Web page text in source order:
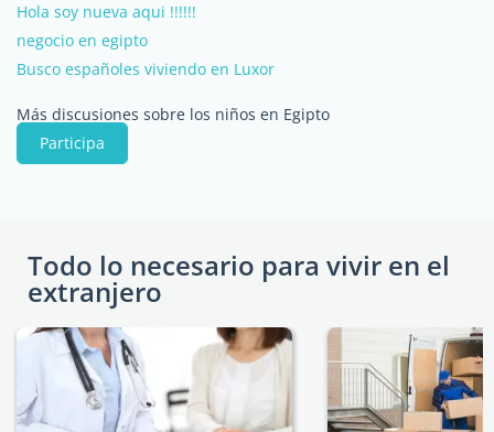
Hola soy nueva aqui !!!!!!
negocio en egipto
Busco españoles viviendo en Luxor
Más discusiones sobre los niños en Egipto
Participa
Todo lo necesario para vivir en el
extranjero